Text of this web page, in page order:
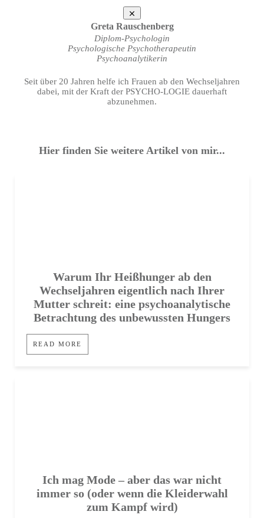
Greta Rauschenberg
Diplom-Psychologin
Psychologische Psychotherapeutin
Psychoanalytikerin
Seit über 20 Jahren helfe ich Frauen ab den Wechseljahren
dabei, mit der Kraft der PSYCHO-LOGIE dauerhaft
abzunehmen.
Hier finden Sie weitere Artikel von mir...
Warum Ihr Heißhunger ab den
Wechseljahren eigentlich nach Ihrer
Mutter schreit: eine psychoanalytische
Betrachtung des unbewussten Hungers
READ MORE
Ich mag Mode – aber das war nicht
immer so (oder wenn die Kleiderwahl
zum Kampf wird)